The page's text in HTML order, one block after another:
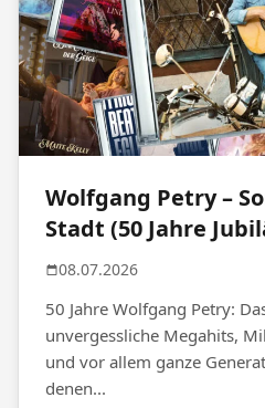
Wolfgang Petry –
Stadt (50 Jahre
08.07.2026
50 Jahre Wolfgang Petry:
unvergessliche Megahits,
und vor allem ganze
denen...